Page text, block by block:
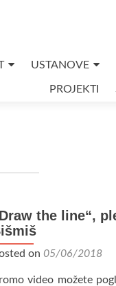
USTANOVE
PROJEKTI
the line“,
on 05/06/2018
video možete